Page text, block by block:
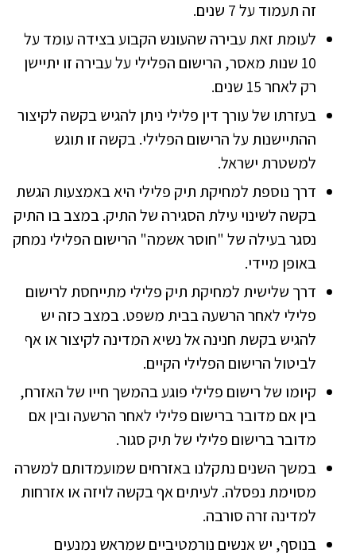
זה תעמוד על 7 שנים.
לעומת זאת עבירה שהעונש הקבוע בצידה עומד על
10 שנות מאסר, הרישום הפלילי על עבירה זו יתיישן
רק לאחר 15 שנים.
בעזרתו של עורך דין פלילי ניתן להגיש בקשה לקיצור
ההתיישנות על הרישום הפלילי. בקשה זו תוגש
למשטרת ישראל.
דרך נוספת למחיקת תיק פלילי היא באמצעות הגשת
בקשה לשינוי עילת הסגירה של התיק. במצב בו התיק
נסגר בעילה של "חוסר אשמה" הרישום הפלילי נמחק
באופן מיידי.
דרך שלישית למחיקת תיק פלילי מתייחסת לרישום
פלילי לאחר הרשעה בבית משפט. במצב כזה יש
להגיש בקשת חנינה אל נשיא המדינה לקיצור או אף
לביטול הרישום הפלילי הקיים.
קיומו של רישום פלילי פוגע בהמשך חייו של האזרח,
בין אם מדובר ברישום פלילי לאחר הרשעה ובין אם
מדובר ברישום פלילי של תיק סגור.
במשך השנים נתקלנו באזרחים שמועמדותם למשרה
מסוימת נפסלה. לעיתים אף בקשה לויזה או אזרחות
למדינה זרה סורבה.
בנוסף, יש אנשים נורמטיביים שמראש נמנעים